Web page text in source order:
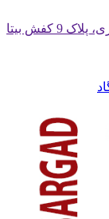
تهران، باغ سپهسالار، بن بست یاسری، پلاک 9 کفش بیتا